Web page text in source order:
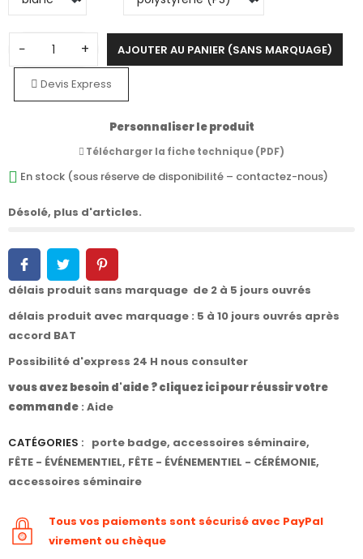
− + AJOUTER AU PANIER (SANS MARQUAGE)
Devis Express
Personnaliser le produit
Télécharger la fiche technique (PDF)
En stock (sous réserve de disponibilité – contactez-nous)
Désolé, plus d'articles.
délais produit sans marquage de 2 à 5 jours ouvrés
délais produit avec marquage : 5 à 10 jours ouvrés après
accord BAT
Possibilité d'express 24 H nous consulter
vous avez besoin d'aide ? cliquez ici pour réussir votre
commande : Aide
CATÉGORIES : porte badge, accessoires séminaire,
FÊTE - ÉVÉNEMENTIEL, FÊTE - ÉVÉNEMENTIEL - CÉRÉMONIE,
accessoires séminaire
Tous vos paiements sont sécurisé avec PayPal
virement ou chèque